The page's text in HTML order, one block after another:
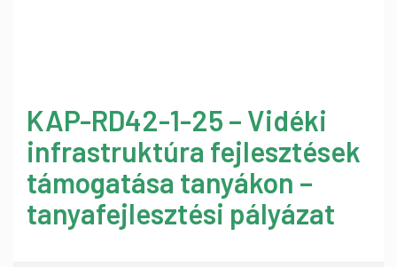
KAP-RD42-1-25 – Vidéki
infrastruktúra fejlesztések
támogatása tanyákon –
tanyafejlesztési pályázat